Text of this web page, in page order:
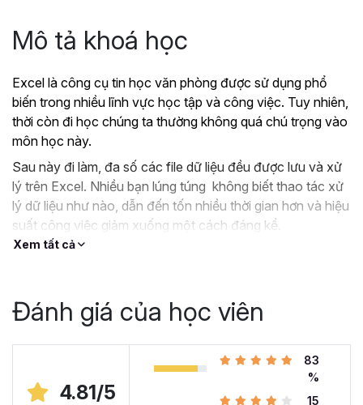
Mô tả khoá học
Excel là công cụ tin học văn phòng được sử dụng phổ
biến trong nhiều lĩnh vực học tập và công việc. Tuy nhiên,
thời còn đi học chúng ta thường không quá chú trọng vào
môn học này.
Sau này đi làm, đa số các file dữ liệu đều được lưu và xử
lý trên Excel. Nhiều bạn lúng túng không biết thao tác xử
lý dữ liệu như nào, dẫn đến tốn nhiều thời gian hơn và hiệu
suất công việc giảm xuống một cách đáng kể.
?Nếu như bạn:
Hoặc trước đây chỉ học lý thuyết nên không biết
Hoặc đã có kiến thức cơ bản về Excel và đang
muốn nâng cao kỹ năng của mình lên.
Xem tất cả
Đánh giá của học viên
4.81/5
83
%
15